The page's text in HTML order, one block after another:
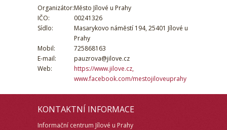
Organizátor:Město Jílové u Prahy
IČO:
00241326
Sídlo:
Masarykovo náměstí 194, 25401 Jílové u
Prahy
Mobil:
725868163
E-mail:
pauzrova@jilove.cz
Web:
https://www.jilove.cz,
www.facebook.com/mestojiloveuprahy
KONTAKTNÍ INFORMACE
Informační centrum Jílové u Prahy